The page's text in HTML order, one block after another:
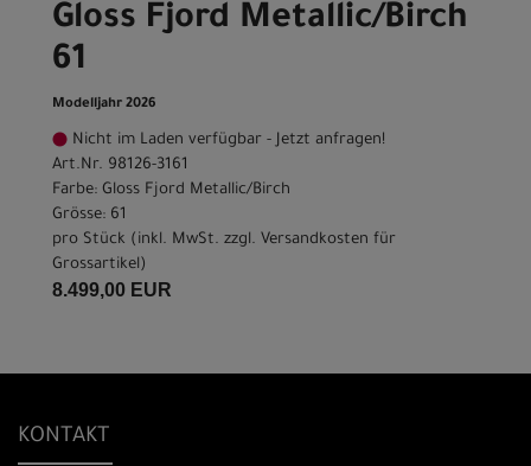
Gloss Fjord Metallic/Birch
61
Modelljahr 2026
Nicht im Laden verfügbar - Jetzt anfragen!
Art.Nr. 98126-3161
Farbe: Gloss Fjord Metallic/Birch
Grösse: 61
pro Stück (inkl. MwSt. zzgl. Versandkosten für
Grossartikel)
8.499,00 EUR
KONTAKT